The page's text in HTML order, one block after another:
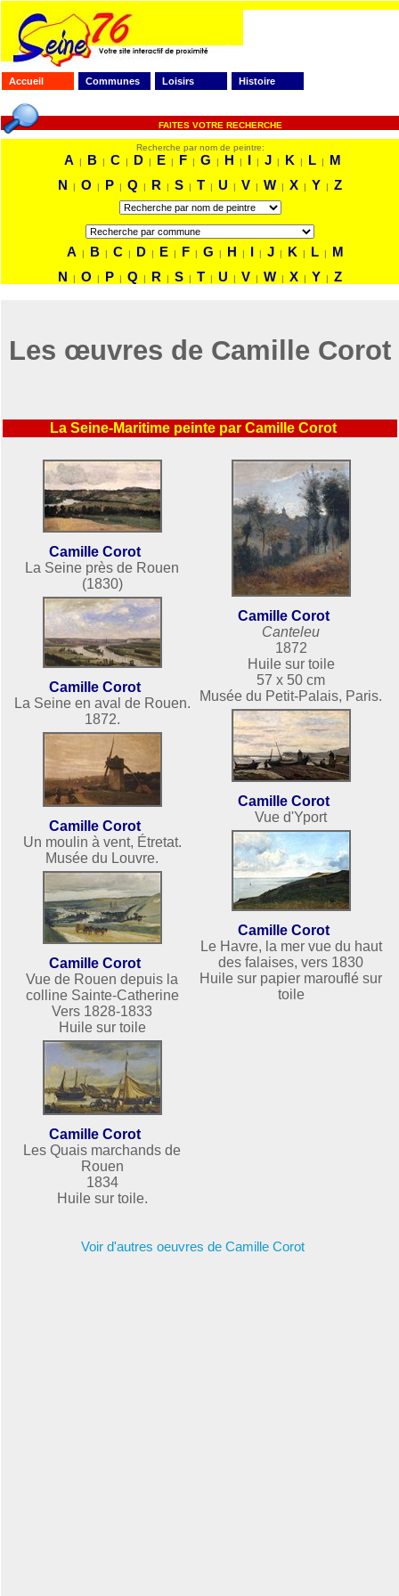
Accueil Communes Loisirs Histoire
FAITES VOTRE RECHERCHE
Recherche par nom de peintre:
A | B | C | D | E | F | G | H | I | J | K | L |
M
N
| O | P | Q | R | S | T | U | V | W | X | Y | Z
A | B | C | D | E | F | G | H | I | J | K | L |
M
N
| O | P | Q | R | S | T | U | V | W | X | Y | Z
Les œuvres de Camille Corot
La Seine-Maritime peinte par Camille Corot
Camille Corot
La Seine près de Rouen
(1830)
Camille Corot
La Seine en aval de Rouen.
1872.
Camille Corot
Un moulin à vent, Étretat.
Musée du Louvre.
Camille Corot
Vue de Rouen depuis la
colline Sainte-Catherine
Vers 1828-1833
Huile sur toile
Camille Corot
Les Quais marchands de
Rouen
1834
Huile sur toile.
Camille Corot
Canteleu
1872
Huile sur toile
57 x 50 cm
Musée du Petit-Palais, Paris.
Camille Corot
Vue d'Yport
Camille Corot
Le Havre, la mer vue du haut
des falaises, vers 1830
Huile sur papier marouflé sur
toile
Voir d'autres oeuvres de Camille Corot